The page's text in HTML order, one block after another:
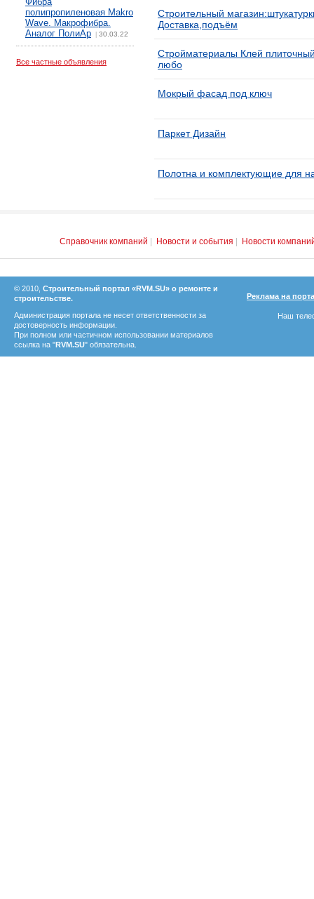
полипропиленовая Makro
Wave. Макрофибра.
Аналог ПолиАр
30.03.22
Все частные объявления
Строительный
Доставка,подъём
Стройматериалы Клей
любо
Мокрый фасад под ключ
Паркет Дизайн
Полотна и комплектующие для
Справочник компаний Новости и события Новости
© 2010, Строительный портал «RVM.SU» о ремонте и
строительстве.
Администрация портала не несет ответственности за
достоверность информации.
При полном или частичном использовании материалов
ссылка на "RVM.SU" обязательна.
Реклама на
Наш